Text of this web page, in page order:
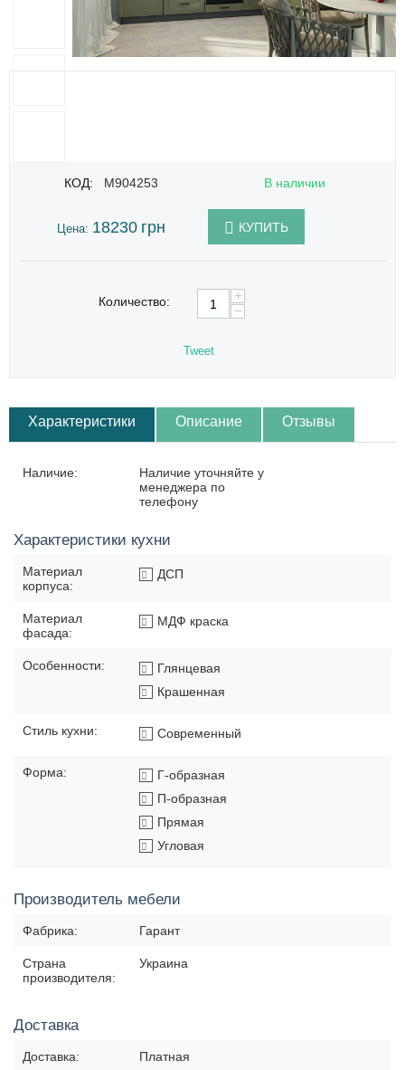
КОД: M904253 В наличии
Цена: 18230 грн КУПИТЬ
Количество:
+
−
Tweet
Характеристики Описание Отзывы
Наличие:
Наличие уточняйте у
менеджера по
телефону
Характеристики кухни
Материал
корпуса:
ДСП
Материал
фасада:
МДФ краска
Особенности:
Глянцевая
Крашенная
Стиль кухни: Современный
Форма:
Г-образная
П-образная
Прямая
Угловая
Производитель мебели
Фабрика: Гарант
Страна
производителя:
Украина
Доставка
Доставка: Платная